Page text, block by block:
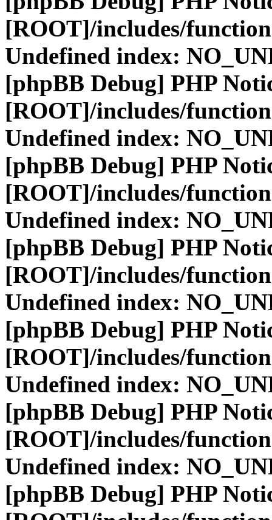
[ROOT]/includes/
Undefined index:
[phpBB Debug] PHP
[ROOT]/includes/
Undefined index:
[phpBB Debug] PHP
[ROOT]/includes/
Undefined index:
[phpBB Debug] PHP
[ROOT]/includes/
Undefined index:
[phpBB Debug] PHP
[ROOT]/includes/
Undefined index:
[phpBB Debug] PHP
[ROOT]/includes/
Undefined index:
[phpBB Debug] PHP